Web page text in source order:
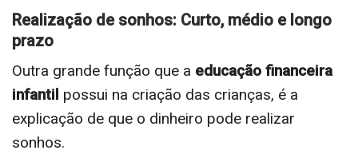
Realização de sonhos: Curto, médio e longo
prazo
Outra grande função que a educação financeira
infantil possui na criação das crianças, é a
explicação de que o dinheiro pode realizar
sonhos.